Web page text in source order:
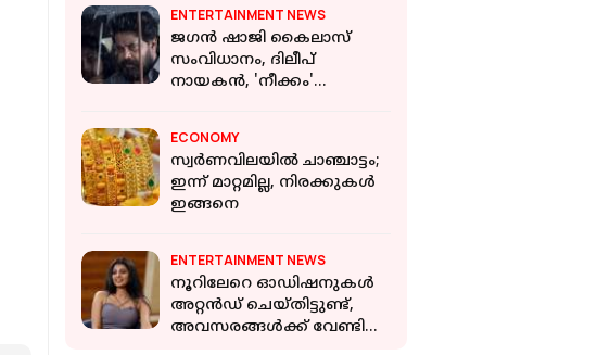
ENTERTAINMENT NEWS
ജഗൻ ഷാജി കൈലാസ്
സംവിധാനം, ദിലീപ്
നായകൻ, 'നീക്കം'
പുറത്ത്
ECONOMY
സ്വര്‍ണവിലയില്‍ ചാഞ്ചാട്ടം;
ഇന്ന് മാറ്റമില്ല, നിരക്കുകള്‍
ഇങ്ങനെ
ENTERTAINMENT NEWS
നൂറിലേറെ ഓഡിഷനുകൾ
അറ്റൻഡ് ചെയ്തിട്ടുണ്ട്,
അവസരങ്ങൾക്ക് വേണ്ടി